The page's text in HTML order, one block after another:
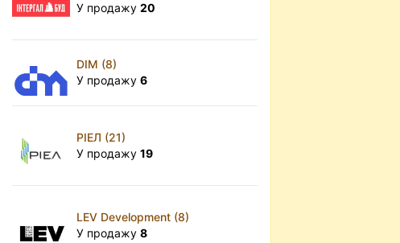
У продажу20
DIM (8)
У продажу6
РІЕЛ (21)
У продажу19
LEV Development (8)
У продажу8